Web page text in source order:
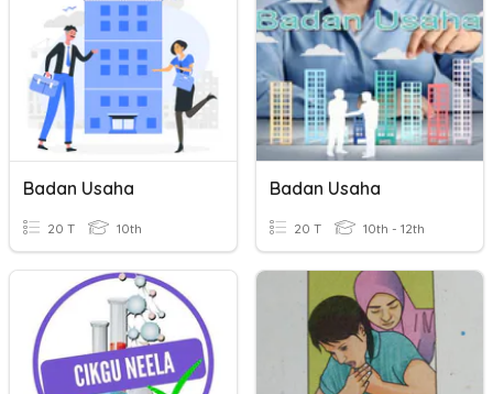
Badan Usaha
20 T 10th
Badan Usaha
20 T 10th - 12th